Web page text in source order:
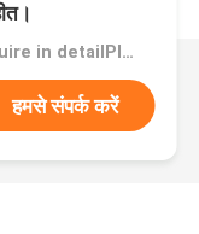
मूल्य：inquire in detailPlease contact us for quotation
हमसे संपर्क करें